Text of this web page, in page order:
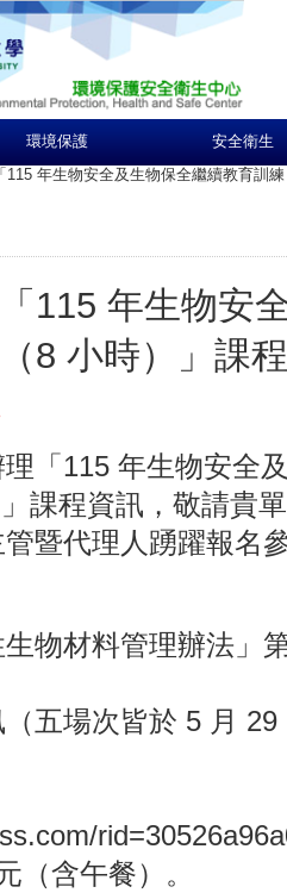
環境保護 安全衛生
115 年生物安全及生物保全繼續教育訓
115 年生物安
8 小時）」課
「115 年生物安全
課程資訊，敬請貴
暨代理人踴躍報名
物材料管理辦法」
五場次皆於 5 月
（含午餐）。